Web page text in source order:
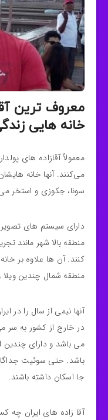
معروف ترین
خانه هایی
معمولاً آقازاده های
می‌کنند. آنها خانه
سونا، جکوزی و استخر
دارای سیستم های
منطقه بالا شهر مانند
کنند. آن ها علاوه بر
منطقه شمال چندین ویلا
آنها نیمی از سال را در
در خارج از کشور به سر می
می باشد و دارای
باشد. حتی سوئیت
جا اسکان داشته باشند.
آقا زاده های ایران چه